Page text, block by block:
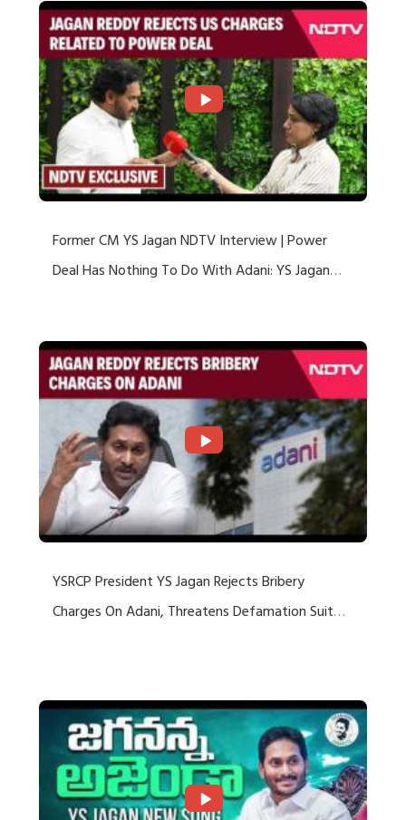
Former CM YS Jagan NDTV Interview | Power
Deal Has Nothing To Do With Adani: YS Jagan
YSRCP President YS Jagan Rejects Bribery
Charges On Adani, Threatens Defamation Suit